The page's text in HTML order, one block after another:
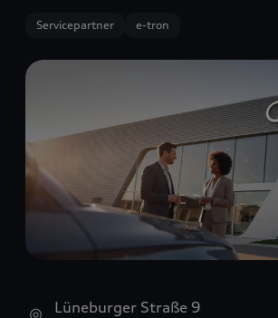
Servicepartner e-tron
Lüneburger Straße 9